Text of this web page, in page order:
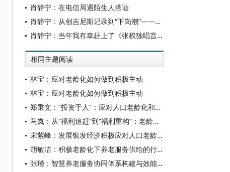
肖静宁：在电信局遇陌生人搭讪
肖静宁：从创吉尼斯记录到“下岗潮”——评日本酒店机器人的命运
肖静宁：当年我有幸赶上了《张权独唱音乐会》
相同主题阅读
林宝：应对老龄化如何做到积极主动
林宝：应对老龄化如何做到积极主动
郑秉文：“投资于人”：应对人口老龄化和少子化的新范式——基于“投资家庭”的分析框架
马岚：从“福利追赶”到“福利重构”：老龄化社会的养老服务供给转型
宋紫峰：发展银发经济积极应对人口老龄化
胡敏洁：积极老龄化下养老服务供给的行政法治应对
张瑾：智慧养老服务协同体系构建与效能升级